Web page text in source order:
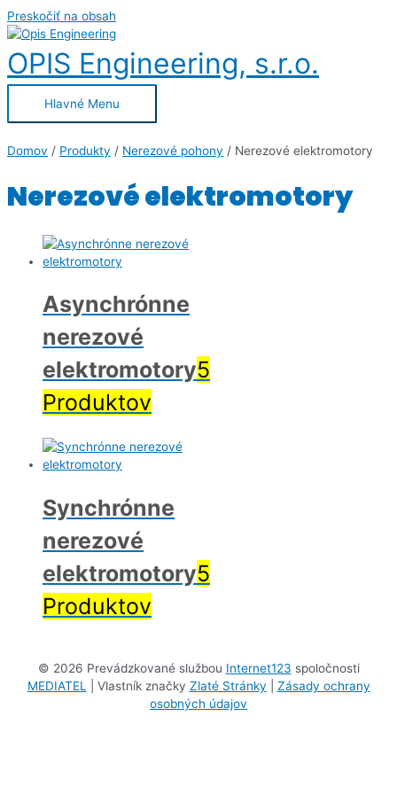
Preskočiť na obsah
OPIS Engineering, s.r.o.
Hlavné Menu
Domov / Produkty / Nerezové pohony / Nerezové elektromotory
Nerezové elektromotory
Asynchrónne
nerezové
elektromotory5
Produktov
Synchrónne
nerezové
elektromotory5
Produktov
© 2026 Prevádzkované službou Internet123 spoločnosti
MEDIATEL | Vlastník značky Zlaté Stránky
Zásady ochrany
osobných údajov